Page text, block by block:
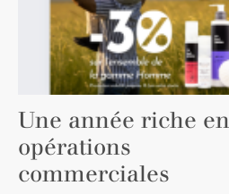
Une année riche en
opérations
commerciales